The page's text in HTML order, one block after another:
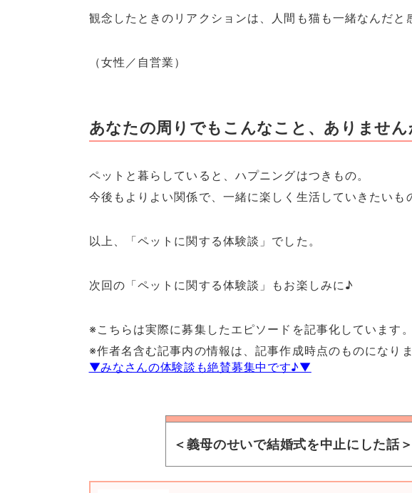
観念したときのリアクションは、人間も猫も一緒なんだと
（女性／自営業）
あなたの周りでもこんなこと、ありません
ペットと暮らしていると、ハプニングはつきもの。
今後もよりよい関係で、一緒に楽しく生活していきたいも
以上、「ペットに関する体験談」でした。
次回の「ペットに関する体験談」もお楽しみに♪
※こちらは実際に募集したエピソードを記事化しています。
※作者名含む記事内の情報は、記事作成時点のものになりま
▼みなさんの体験談も絶賛募集中です♪▼
＜義母のせいで結婚式を中止にした話＞